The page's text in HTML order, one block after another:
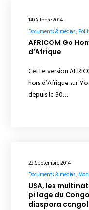
14 Octobre 2014
Documents & médias
AFRICOM Go
d’Afrique
Cette version
hors d’Afrique sur
depuis le 30…
23 Septembre 2014
Documents & médias
USA, les
pillage du
diaspora